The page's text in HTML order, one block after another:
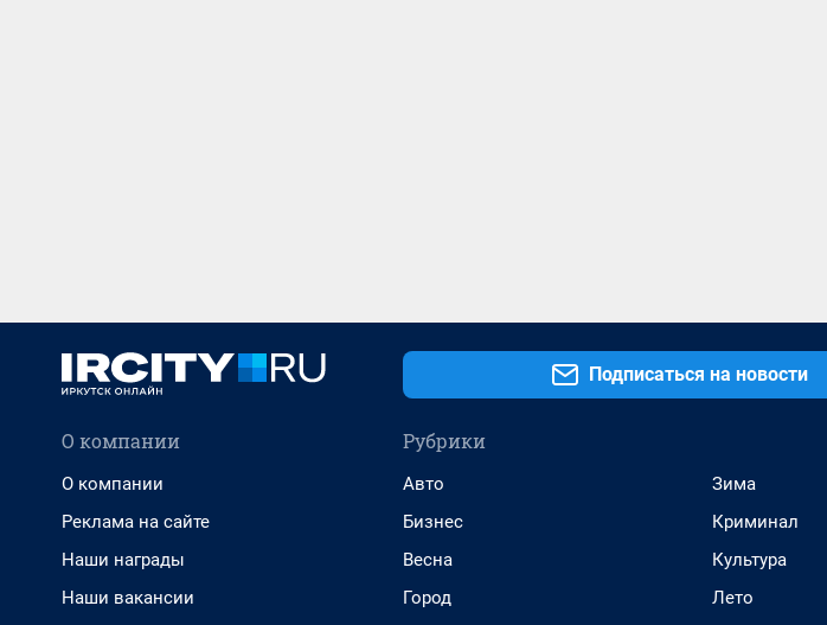
Подписаться на новости
О компании
О компании
Реклама на сайте
Наши награды
Наши вакансии
Рубрики
Авто
Бизнес
Весна
Город
Зима
Криминал
Культура
Лето